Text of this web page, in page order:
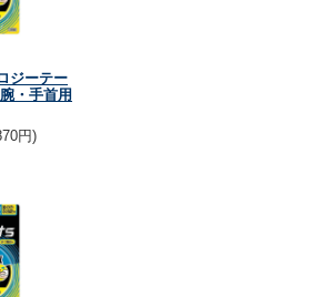
ジーテー
・手首用
円)